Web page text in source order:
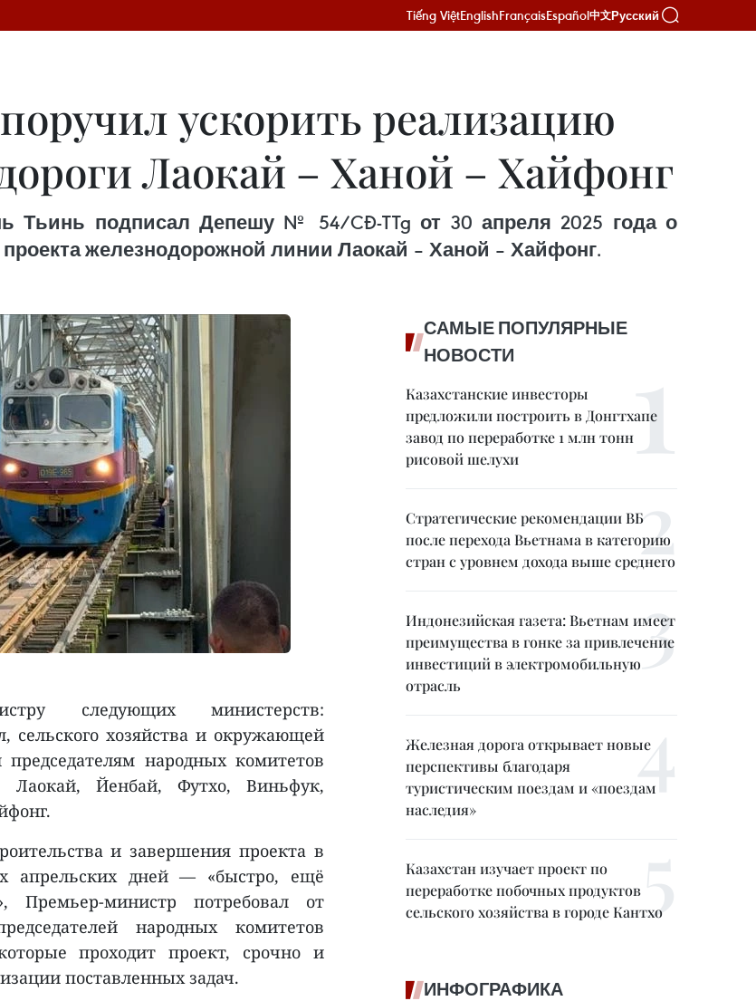
Tiếng ViệtEnglishFrançaisEspañol中文Русский
ускорить реализацию
Лаокай – Ханой – Хайфонг
Тьинь подписал Депешу № 54/CĐ-TTg от 30 апреля 2025 года о
железнодорожной линии Лаокай – Ханой – Хайфонг.
следующих министерств:
сельского хозяйства и окружающей
народных комитетов
Лаокай, Йенбай, Футхо, Виньфук,
и завершения проекта в
апрельских дней — «быстро, ещё
Премьер-министр потребовал от
народных комитетов
проходит проект, срочно и
поставленных задач.
САМЫЕ ПОПУЛЯРНЫЕ
НОВОСТИ
Казахстанские инвесторы
предложили построить в Донгтхапе
завод по переработке 1 млн тонн
рисовой шелухи
Стратегические рекомендации ВБ
после перехода Вьетнама в категорию
стран с уровнем дохода выше среднего
Индонезийская газета: Вьетнам имеет
преимущества в гонке за привлечение
инвестиций в электромобильную
отрасль
Железная дорога открывает новые
перспективы благодаря
туристическим поездам и «поездам
наследия»
Казахстан изучает проект по
переработке побочных продуктов
сельского хозяйства в городе Кантхо
ИНФОГРАФИКА